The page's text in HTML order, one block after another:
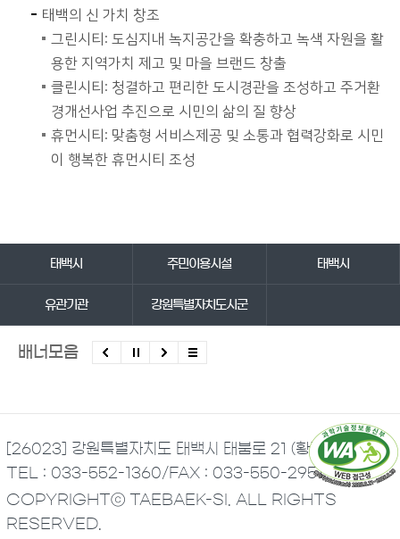
태백의 신 가치 창조
그린시티: 도심지내 녹지공간을 확충하고 녹색 자원을 활
용한 지역가치 제고 및 마을 브랜드 창출
클린시티: 청결하고 편리한 도시경관을 조성하고 주거환
경개선사업 추진으로 시민의 삶의 질 향상
휴먼시티: 맞춤형 서비스제공 및 소통과 협력강화로 시민
이 행복한 휴먼시티 조성
태백시 주민이용시설 태백시
유관기관 강원특별자치도시군
배너모음
[26023] 강원특별자치도 태백시 태붐로 21 (황지동)
TEL : 033-552-1360/FAX : 033-550-2951
COPYRIGHTⓒ TAEBAEK-SI. ALL RIGHTS
RESERVED.